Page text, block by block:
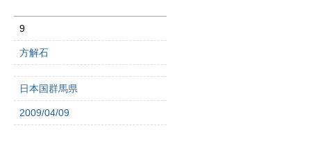
9
方解石
日本国群馬県
2009/04/09